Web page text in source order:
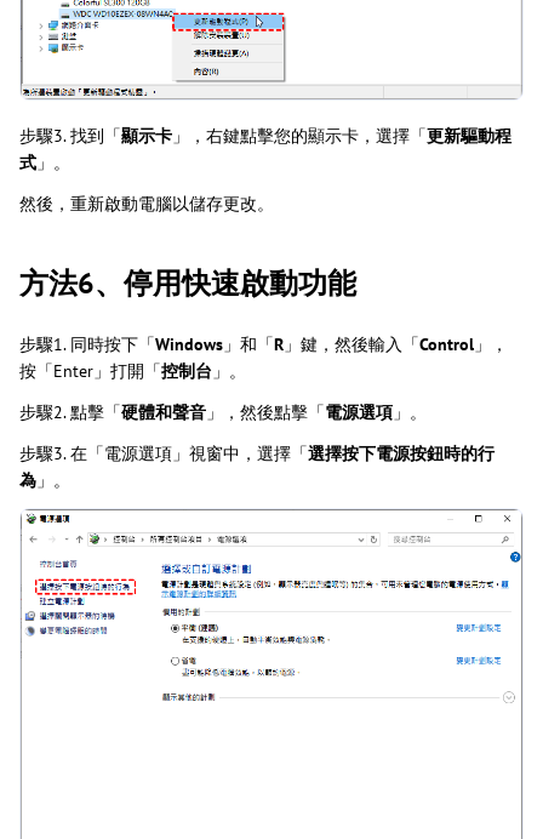
步驟3. 找到「顯示卡 」，右鍵點擊您的顯示卡，選擇「更新驅動程
式 」。
然後，重新啟動電腦以儲存更改。
方法6、停用快速啟動功能
步驟1. 同時按下「Windows 」和「R 」鍵，然後輸入「Control 」，
按「Enter」打開「控制台 」。
步驟2. 點擊「硬體和聲音 」，然後點擊「電源選項 」。
步驟3. 在「電源選項」視窗中，選擇「選擇按下電源按鈕時的行
為 」。